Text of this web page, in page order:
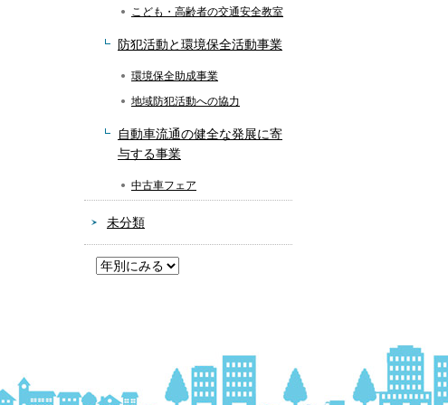
こども・高齢者の交通安全教室
防犯活動と環境保全活動事業
環境保全助成事業
地域防犯活動への協力
自動車流通の健全な発展に寄
与する事業
中古車フェア
未分類